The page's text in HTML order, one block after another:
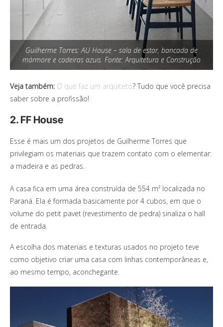
Guilherme Torres: AU House – sala de estar, bancada de
mármore e cadeiras azuis. Fonte: Arquitetura e Construção
Veja também: O que faz um arquiteto? Tudo que você precisa
saber sobre a profissão!
2. FF House
Esse é mais um dos projetos de Guilherme Torres que
privilegiam os materiais que trazem contato com o elementar:
a madeira e as pedras.
A casa fica em uma área construída de 554 m² localizada no
Paraná. Ela é formada basicamente por 4 cubos, em que o
volume do petit pavet (revestimento de pedra) sinaliza o hall
de entrada.
A escolha dos materiais e texturas usados no projeto teve
como objetivo criar uma casa com linhas contemporâneas e,
ao mesmo tempo, aconchegante.